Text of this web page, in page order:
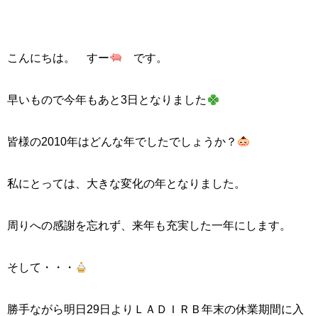
こんにちは。 すー です。
早いもので今年もあと3日となりました
皆様の2010年はどんな年でしたでしょうか？
私にとっては、大きな変化の年となりました。
周りへの感謝を忘れず、来年も充実した一年にします。
そして・・・
勝手ながら明日29日よりＬＡＤＩＲＢ年末の休業期間に入